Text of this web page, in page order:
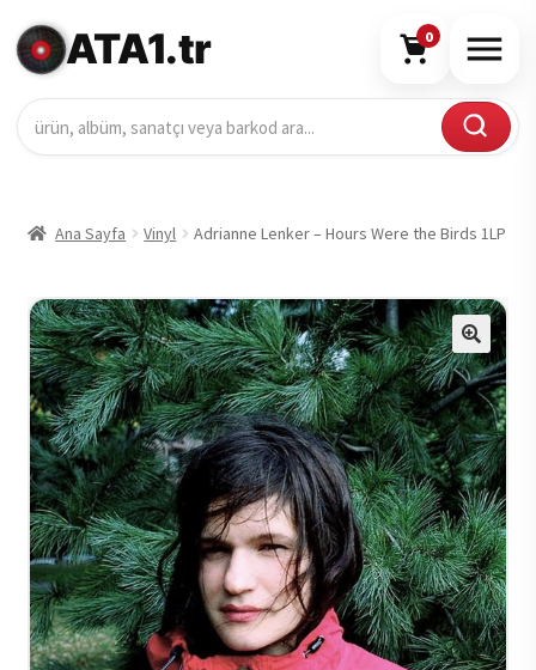
ATA1.tr 0
Ana Sayfa Vinyl Adrianne Lenker – Hours Were the Birds 1LP
🔍